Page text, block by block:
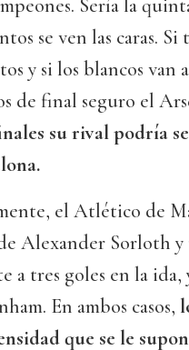
Sería la
se ven las caras.
y si los blancos van
de final seguro el
su rival podría
el Atlético de
Alexander Sorloth y
a tres goles en la
En ambos casos,
que se le